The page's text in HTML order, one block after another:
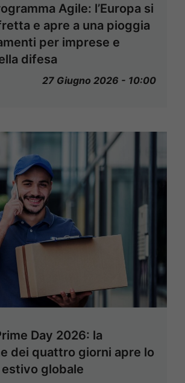
Agile: l’Europa si
e apre a una pioggia
per imprese e
difesa
27 Giugno 2026 - 10:00
Day 2026: la
dei quattro giorni apre lo
globale